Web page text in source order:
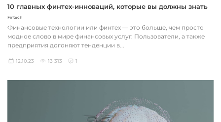
10 главных финтех-инноваций, которые вы должны знать
Fintech
Финансовые технологии или финтех — это больше, чем просто
модное слово в мире финансовых услуг. Пользователи, а также
предприятия догоняют тенденции в...
12.10.23 13 313 1